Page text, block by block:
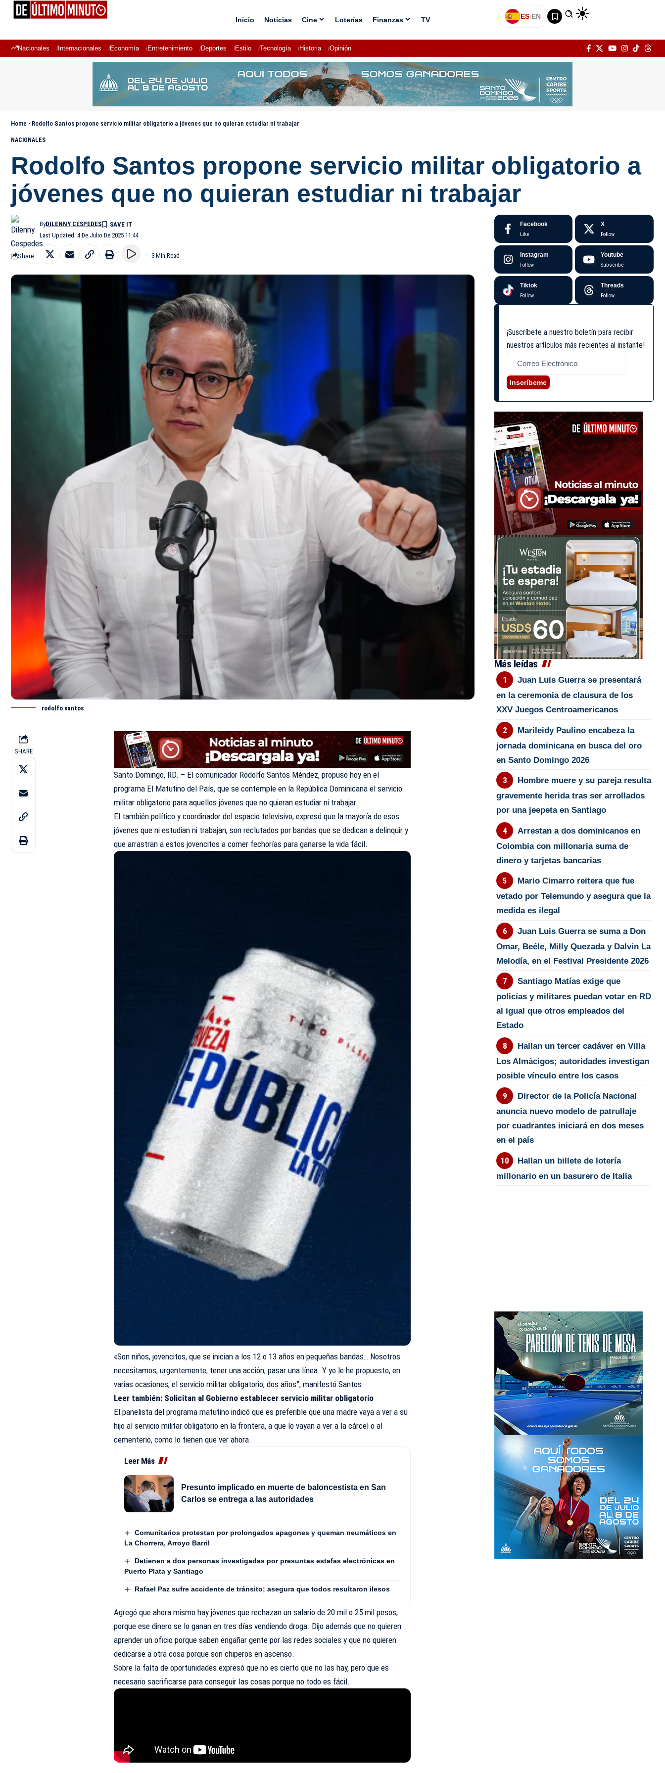
Inicio Noticias Cine Loterías Finanzas TV ES|EN
Nacionales Internacionales Economía Entretenimiento Deportes Estilo Tecnología Historia Opinión
Home - Rodolfo Santos propone servicio militar obligatorio a jóvenes que no quieran estudiar ni trabajar
NACIONALES
Rodolfo Santos propone servicio militar obligatorio a
jóvenes que no quieran estudiar ni trabajar
Last Updated: 4 De Julio De 2025 11:44
ByDILENNY CESPEDES
Share 3 Min Read
rodolfo santos
SHARE
Santo Domingo, RD. – El comunicador Rodolfo Santos Méndez, propuso hoy en el
programa El Matutino del País, que se contemple en la República Dominicana el servicio
militar obligatorio para aquellos jóvenes que no quieran estudiar ni trabajar.
El también político y coordinador del espacio televisivo, expresó que la mayoría de esos
jóvenes que ni estudian ni trabajan, son reclutados por bandas que se dedican a delinquir y
que arrastran a estos jovencitos a comer fechorías para ganarse la vida fácil.
«Son niños, jovencitos, que se inician a los 12 o 13 años en pequeñas bandas… Nosotros
necesitamos, urgentemente, tener una acción, pasar una línea. Y yo le he propuesto, en
varias ocasiones, el servicio militar obligatorio, dos años”, manifestó Santos.
Leer también: Solicitan al Gobierno establecer servicio militar obligatorio
El panelista del programa matutino indicó que es preferible que una madre vaya a ver a su
hijo al servicio militar obligatorio en la frontera, a que lo vayan a ver a la cárcel o al
cementerio, como lo tienen que ver ahora.
Leer Más
Presunto implicado en muerte de baloncestista en San
Carlos se entrega a las autoridades
Comunitarios protestan por prolongados apagones y queman neumáticos en
La Chorrera, Arroyo Barril
Detienen a dos personas investigadas por presuntas estafas electrónicas en
Puerto Plata y Santiago
Rafael Paz sufre accidente de tránsito; asegura que todos resultaron ilesos
Agregó que ahora mismo hay jóvenes que rechazan un salario de 20 mil o 25 mil pesos,
porque ese dinero se lo ganan en tres días vendiendo droga. Dijo además que no quieren
aprender un oficio porque saben engañar gente por las redes sociales y que no quieren
dedicarse a otra cosa porque son chiperos en ascenso.
Sobre la falta de oportunidades expresó que no es cierto que no las hay, pero que es
necesario sacrificarse para conseguir las cosas porque no todo es fácil.
Facebook
Like
X
Follow
Instagram
Follow
Youtube
Subscribe
Tiktok
Follow
Threads
Follow
¡Suscríbete a nuestro boletín para recibir
nuestros artículos más recientes al instante!
Inscríbeme
Más leídas
Juan Luis Guerra se presentará
en la ceremonia de clausura de los
XXV Juegos Centroamericanos
Marileidy Paulino encabeza la
jornada dominicana en busca del oro
en Santo Domingo 2026
Hombre muere y su pareja resulta
gravemente herida tras ser arrollados
por una jeepeta en Santiago
Arrestan a dos dominicanos en
Colombia con millonaria suma de
dinero y tarjetas bancarias
Mario Cimarro reitera que fue
vetado por Telemundo y asegura que la
medida es ilegal
Juan Luis Guerra se suma a Don
Omar, Beéle, Milly Quezada y Dalvin La
Melodía, en el Festival Presidente 2026
Santiago Matías exige que
policías y militares puedan votar en RD
al igual que otros empleados del
Estado
Hallan un tercer cadáver en Villa
Los Almácigos; autoridades investigan
posible vínculo entre los casos
Director de la Policía Nacional
anuncia nuevo modelo de patrullaje
por cuadrantes iniciará en dos meses
en el país
Hallan un billete de lotería
millonario en un basurero de Italia